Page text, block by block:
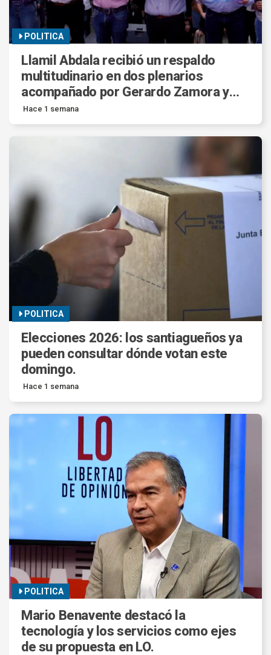
POLITICA
Llamil Abdala recibió un respaldo
multitudinario en dos plenarios
acompañado por Gerardo Zamora y
Elías Suarez.
Hace 1 semana
POLITICA
Elecciones 2026: los santiagueños ya
pueden consultar dónde votan este
domingo.
Hace 1 semana
POLITICA
Mario Benavente destacó la
tecnología y los servicios como ejes
de su propuesta en LO.